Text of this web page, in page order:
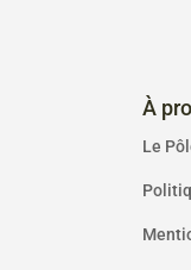
À
Le